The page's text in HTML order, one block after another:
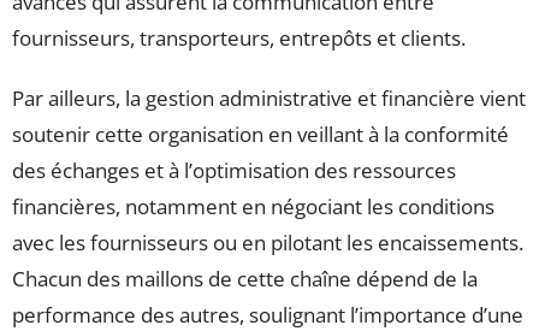
fournisseurs, transporteurs, entrepôts et clients.
Par ailleurs, la gestion administrative et financière vient
soutenir cette organisation en veillant à la conformité
des échanges et à l’optimisation des ressources
financières, notamment en négociant les conditions
avec les fournisseurs ou en pilotant les encaissements.
Chacun des maillons de cette chaîne dépend de la
performance des autres, soulignant l’importance d’une